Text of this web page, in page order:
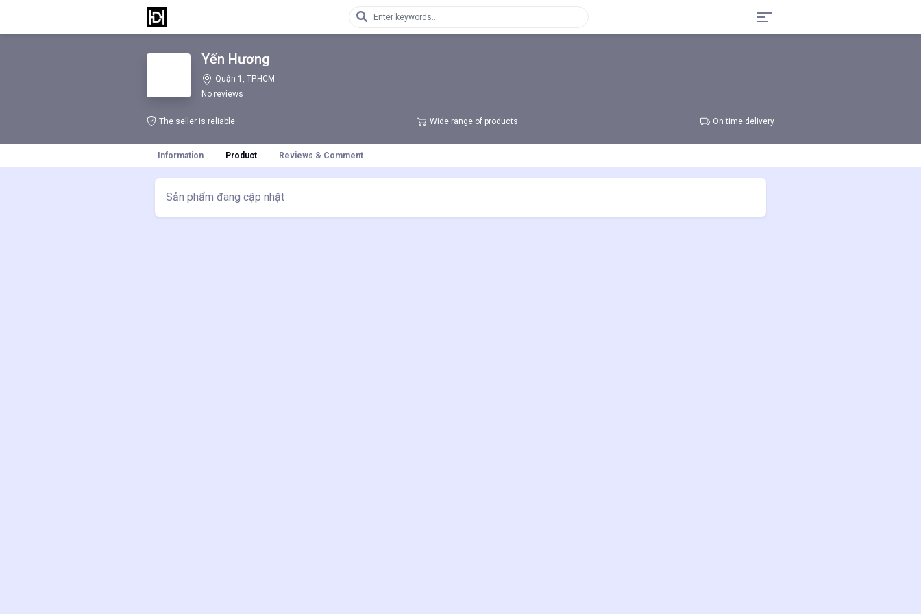
Yến Hương
Quận 1, TP.HCM
No reviews
The seller is reliable Wide range of products On time delivery
Information Product Reviews & Comment
Sản phẩm đang cập nhật